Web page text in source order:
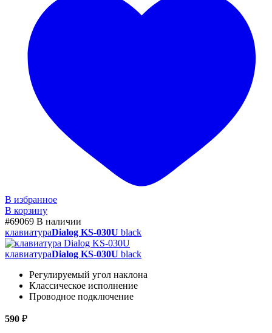
В избранное
В корзину
#69069 В наличии
клавиатураDialog KS-030U black
клавиатураDialog KS-030U black
Регулируемый угол наклона
Классическое исполнение
Проводное подключение
590 ₽